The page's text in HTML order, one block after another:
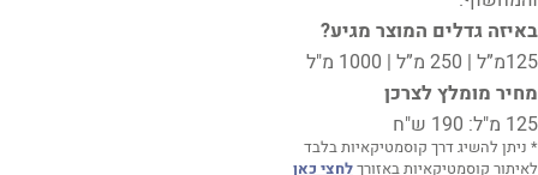
באיזה גדלים המוצר מגיע?
125מ”ל | 250 מ”ל | 1000 מ"ל
מחיר מומלץ לצרכן
125 מ"ל: 190 ש"ח
* ניתן להשיג דרך קוסמטיקאיות בלבד
לאיתור קוסמטיקאיות באזורךלחצי כאן